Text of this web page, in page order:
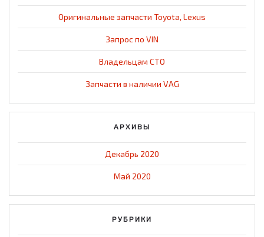
Оригинальные запчасти Toyota, Lexus
Запрос по VIN
Владельцам СТО
Запчасти в наличии VAG
АРХИВЫ
Декабрь 2020
Май 2020
РУБРИКИ